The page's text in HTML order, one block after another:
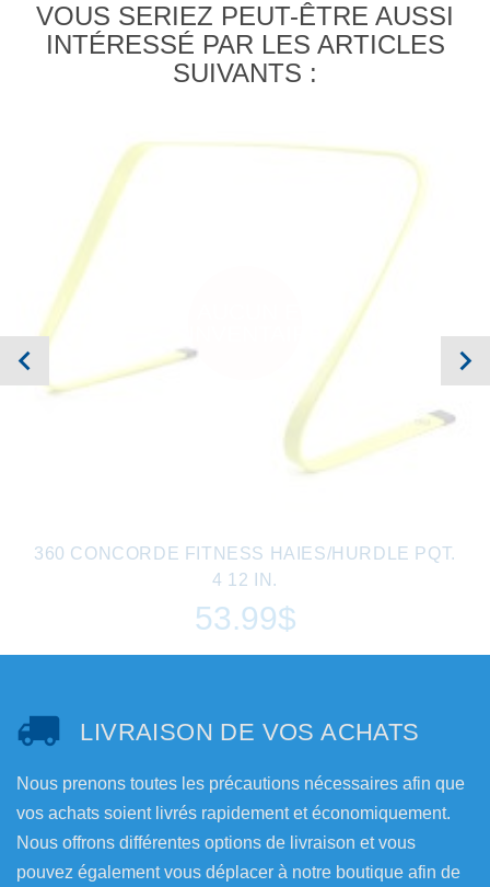
VOUS SERIEZ PEUT-ÊTRE AUSSI
INTÉRESSÉ PAR LES ARTICLES
SUIVANTS :
360 CONCORDE FITNESS HAIES/HURDLE PQT.
4 12 IN.
53.99$
LIVRAISON DE VOS ACHATS
Nous prenons toutes les précautions nécessaires afin que
vos achats soient livrés rapidement et économiquement.
Nous offrons différentes options de livraison et vous
pouvez également vous déplacer à notre boutique afin de